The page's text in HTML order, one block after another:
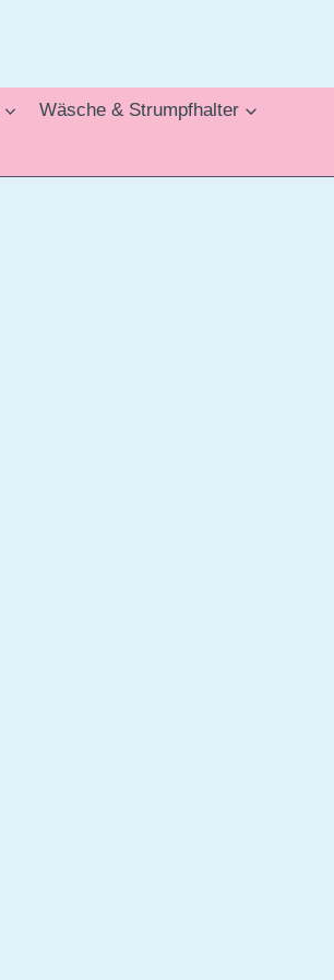
Wäsche & Strumpfhalter